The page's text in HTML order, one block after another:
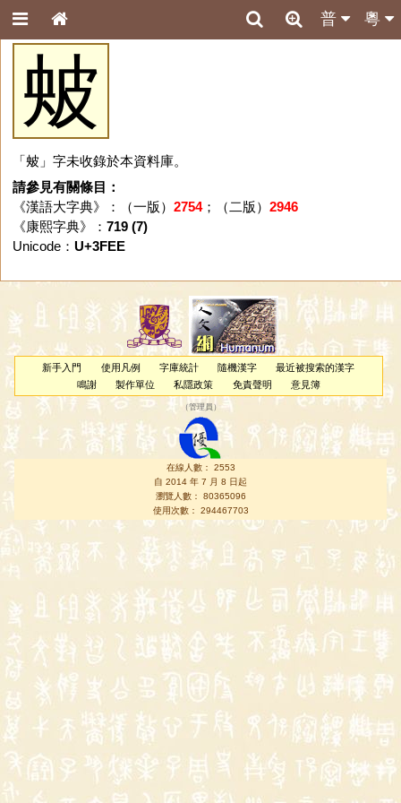
粵
普
㿮
「㿮」字未收錄於本資料庫。
請參見有關條目：
《漢語大字典》：（一版） 2754；（二版） 2946
《康熙字典》： 719 (7)
Unicode： U+3FEE
新手入門 使用凡例 字庫統計 隨機漢字
最近被搜索的漢字
鳴謝
製作單位 私隱政策 免責聲明 意見簿
（管理員 ）
在線人數： 2553
自 2014 年 7 月 8 日起
瀏覽人數： 80365096
使用次數： 294467703